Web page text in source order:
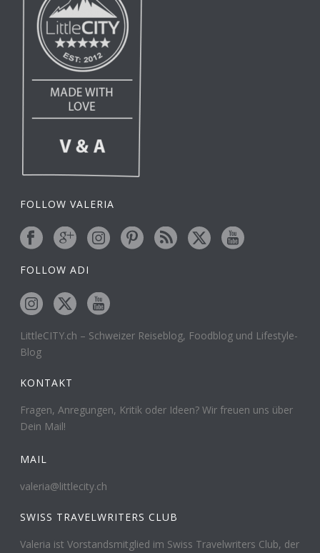
FOLLOW VALERIA
FOLLOW ADI
LittleCITY.ch – Schweizer Reiseblog, Foodblog und Lifestyle-
Blog
KONTAKT
Fragen, Anregungen, Kritik oder Ideen? Wir freuen uns über
Dein Mail!
MAIL
valeria@littlecity.ch
SWISS TRAVELWRITERS CLUB
Valeria ist Vorstandsmitglied im Swiss Travelwriters Club, der